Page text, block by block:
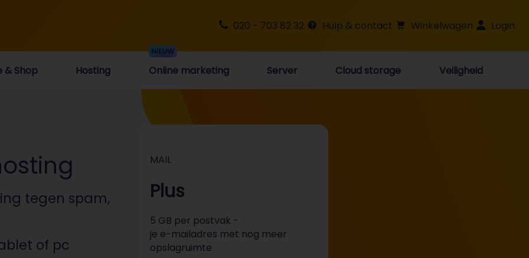
020 - 703 82 32 Hulp & contact Winkelwagen Login
& Shop Hosting Online marketing Server Cloud storage Veiligheid
tegen spam,
of pc
MAIL
Plus
5 GB per postvak -
je e-mailadres met nog meer
opslagruimte